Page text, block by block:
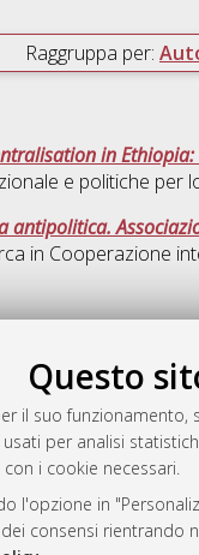
Questo
il suo
per analisi
i cookie necessari.
l'opzione in
consensi rientrando
Raggruppa per:
in
e politiche per
antipolitica.
in Cooperazione
7946
e gestito
Cookie
sulla privacy
d’uso del sito